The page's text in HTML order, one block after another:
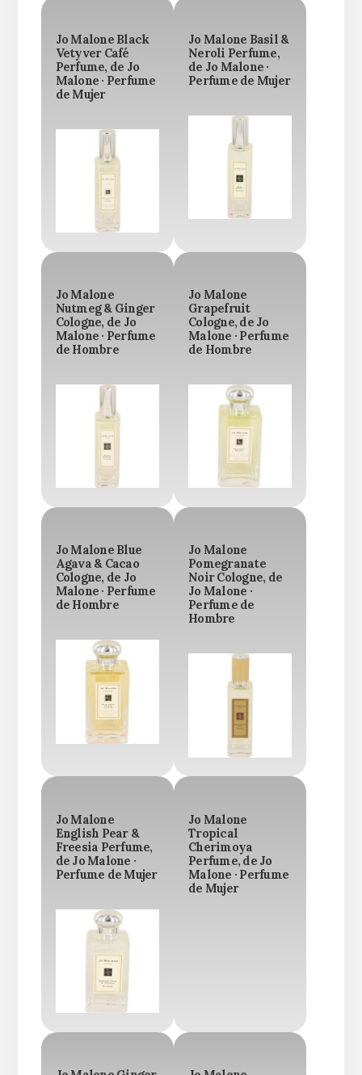
Jo Malone Black
Vetyver Café
Perfume, de Jo
Malone · Perfume
de Mujer
Jo Malone Basil &
Neroli Perfume,
de Jo Malone ·
Perfume de Mujer
Jo Malone
Nutmeg & Ginger
Cologne, de Jo
Malone · Perfume
de Hombre
Jo Malone
Grapefruit
Cologne, de Jo
Malone · Perfume
de Hombre
Jo Malone Blue
Agava & Cacao
Cologne, de Jo
Malone · Perfume
de Hombre
Jo Malone
Pomegranate
Noir Cologne, de
Jo Malone ·
Perfume de
Hombre
Jo Malone
English Pear &
Freesia Perfume,
de Jo Malone ·
Perfume de Mujer
Jo Malone
Tropical
Cherimoya
Perfume, de Jo
Malone · Perfume
de Mujer